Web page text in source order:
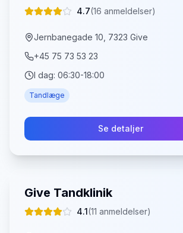
4.7(16 anmeldelser)
Jernbanegade 10, 7323 Give
+45 75 73 53 23
I dag: 06:30-18:00
Tandlæge
Se detaljer
Give Tandklinik
4.1(11 anmeldelser)